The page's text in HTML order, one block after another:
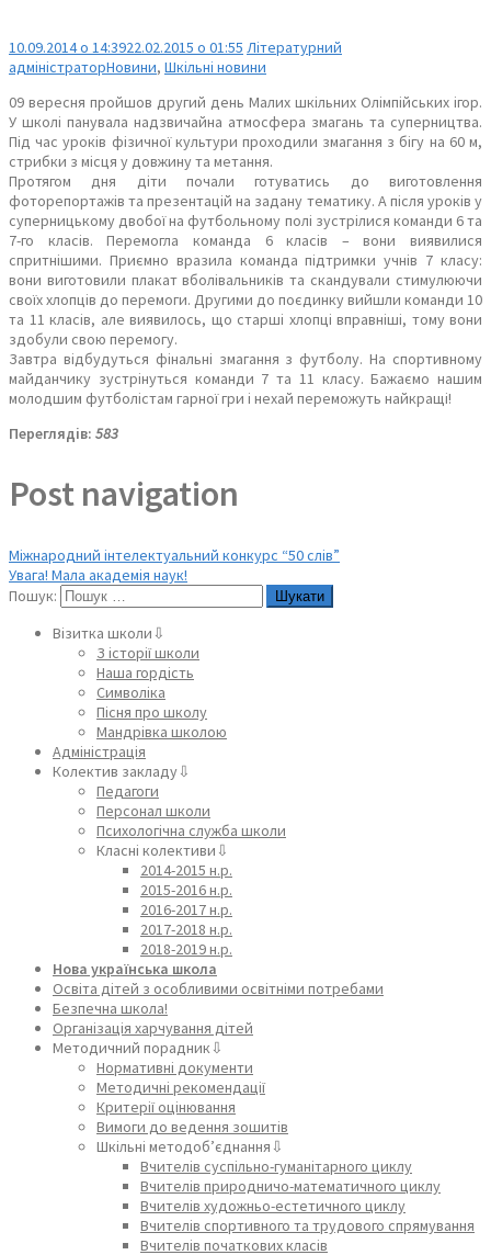
10.09.2014 о 14:3922.02.2015 о 01:55 Літературний
адміністраторНовини, Шкільні новини
09 вересня пройшов другий день Малих шкільних Олімпійських ігор.
У школі панувала надзвичайна атмосфера змагань та суперництва.
Під час уроків фізичної культури проходили змагання з бігу на 60 м,
стрибки з місця у довжину та метання.
Протягом дня діти почали готуватись до виготовлення
фоторепортажів та презентацій на задану тематику. А після уроків у
суперницькому двобої на футбольному полі зустрілися команди 6 та
7-го класів. Перемогла команда 6 класів – вони виявилися
спритнішими. Приємно вразила команда підтримки учнів 7 класу:
вони виготовили плакат вболівальників та скандували стимулюючи
своїх хлопців до перемоги. Другими до поєдинку вийшли команди 10
та 11 класів, але виявилось, що старші хлопці вправніші, тому вони
здобули свою перемогу.
Завтра відбудуться фінальні змагання з футболу. На спортивному
майданчику зустрінуться команди 7 та 11 класу. Бажаємо нашим
молодшим футболістам гарної гри і нехай переможуть найкращі!
Переглядів: 583
Post navigation
Міжнародний інтелектуальний конкурс “50 слів”
Увага! Мала академія наук!
Пошук:
Візитка школи⇩
З історії школи
Наша гордість
Символіка
Пісня про школу
Мандрівка школою
Адміністрація
Колектив закладу⇩
Педагоги
Персонал школи
Психологічна служба школи
Класні колективи⇩
2014-2015 н.р.
2015-2016 н.р.
2016-2017 н.р.
2017-2018 н.р.
2018-2019 н.р.
Нова українська школа
Освіта дітей з особливими освітніми потребами
Безпечна школа!
Організація харчування дітей
Методичний порадник⇩
Нормативні документи
Методичні рекомендації
Критерії оцінювання
Вимоги до ведення зошитів
Шкільні методоб’єднання⇩
Вчителів суспільно-гуманітарного циклу
Вчителів природничо-математичного циклу
Вчителів художньо-естетичного циклу
Вчителів спортивного та трудового спрямування
Вчителів початкових класів